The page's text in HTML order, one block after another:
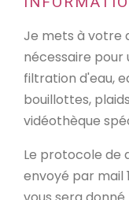
Je mets à votre
nécessaire pour
filtration d'eau,
bouillottes,
vidéothèque
Le protocole de
envoyé par mail